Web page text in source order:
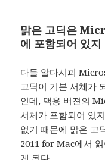
맑은 고딕은
에 포함되어 있지
다들 알다시피
고딕이 기본 서체가
인데, 맥용 버젼의
서체가 포함되어 있
없기 때문에 맑은
2011 for Mac에서
게 된다.